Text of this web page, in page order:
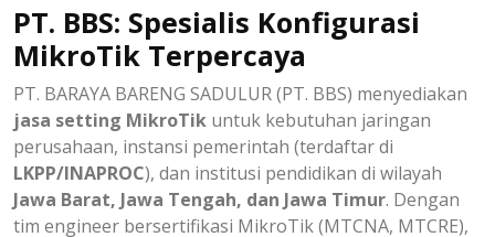
PT. BBS: Spesialis Konfigurasi
MikroTik Terpercaya
PT. BARAYA BARENG SADULUR (PT. BBS) menyediakan
jasa setting MikroTik untuk kebutuhan jaringan
perusahaan, instansi pemerintah (terdaftar di
LKPP/INAPROC), dan institusi pendidikan di wilayah
Jawa Barat, Jawa Tengah, dan Jawa Timur. Dengan
tim engineer bersertifikasi MikroTik (MTCNA, MTCRE),